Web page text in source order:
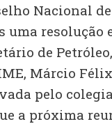
Nacional
uma resolução
de
Márcio
pelo
a próxima